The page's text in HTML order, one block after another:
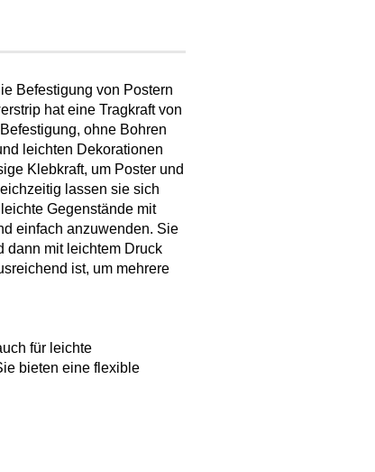
Befestigung von Postern
hat eine Tragkraft von
ohne Bohren
leichten Dekorationen
Klebkraft, um Poster und
lassen sie sich
Gegenstände mit
einfach anzuwenden. Sie
dann mit leichtem Druck
ist, um mehrere
für leichte
bieten eine flexible